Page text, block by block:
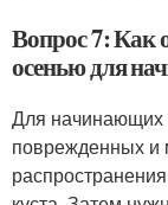
Вопрос 7: Как
осенью для
Для начинающих
поврежденных и